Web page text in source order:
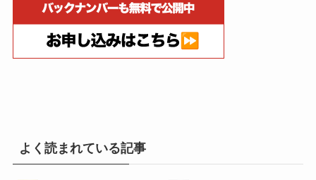
よく読まれている記事